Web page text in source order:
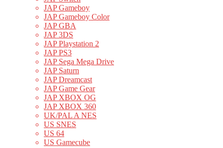
JAP Gameboy
JAP Gameboy Color
JAP GBA
JAP 3DS
JAP Playstation 2
JAP PS3
JAP Sega Mega Drive
JAP Saturn
JAP Dreamcast
JAP Game Gear
JAP XBOX OG
JAP XBOX 360
UK/PAL A NES
US SNES
US 64
US Gamecube